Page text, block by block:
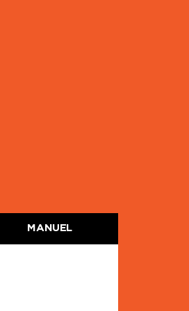
MANUEL